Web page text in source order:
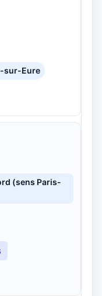
sur-Eure
(sens Paris-